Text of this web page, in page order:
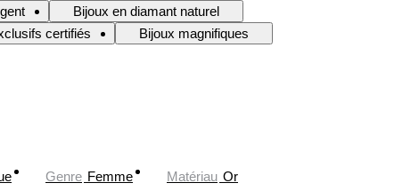
Bijoux en diamant naturel
certifiés
Bijoux magnifiques
Genre Femme Matériau Or